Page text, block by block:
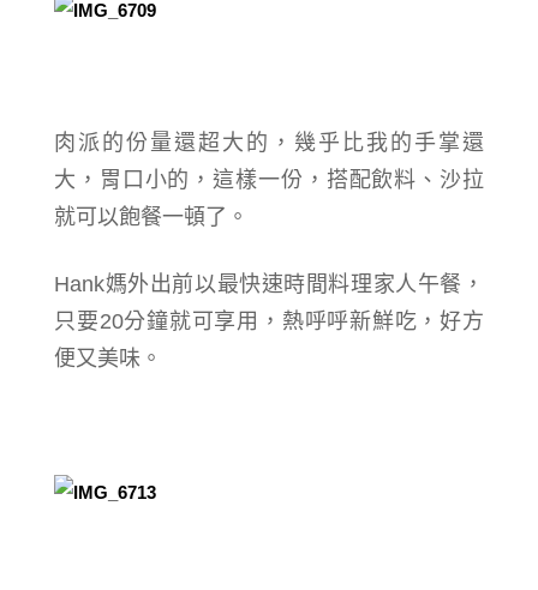
肉派的份量還超大的，幾乎比我的手掌還
大，胃口小的，這樣一份，搭配飲料、沙拉
就可以飽餐一頓了。
Hank媽外出前以最快速時間料理家人午餐，
只要20分鐘就可享用，熱呼呼新鮮吃，好方
便又美味。